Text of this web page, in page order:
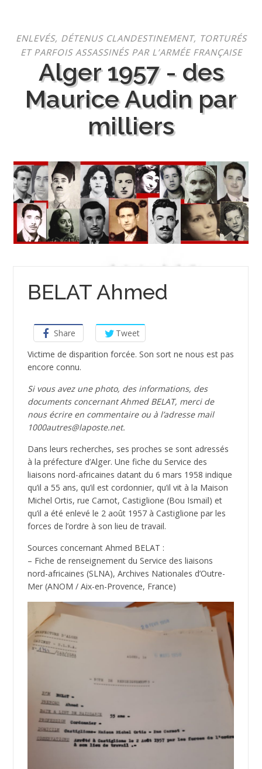
contenu
ENLEVÉS, DÉTENUS CLANDESTINEMENT, TORTURÉS
ET PARFOIS ASSASSINÉS PAR L’ARMÉE FRANÇAISE
Alger 1957 - des
Maurice Audin par
milliers
BELAT Ahmed
Share
Tweet
Victime de disparition forcée. Son sort ne nous est pas
encore connu.
Si vous avez une photo, des informations, des
documents concernant Ahmed BELAT, merci de
nous écrire en commentaire ou à l’adresse mail
1000autres@laposte.net.
Dans leurs recherches, ses proches se sont adressés
à la préfecture d’Alger. Une fiche du Service des
liaisons nord-africaines datant du 6 mars 1958 indique
qu’il a 55 ans, qu’il est cordonnier, qu’il vit à la Maison
Michel Ortis, rue Carnot, Castiglione (Bou Ismaïl) et
qu’il a été enlevé le 2 août 1957 à Castiglione par les
forces de l’ordre à son lieu de travail.
Sources concernant Ahmed BELAT :
– Fiche de renseignement du Service des liaisons
nord-africaines (SLNA), Archives Nationales d’Outre-
Mer (ANOM / Aix-en-Provence, France)